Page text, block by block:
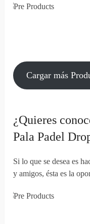
Cargar más
¿Quieres
Pala Padel
Si lo que se desea es
y amigos, ésta es la